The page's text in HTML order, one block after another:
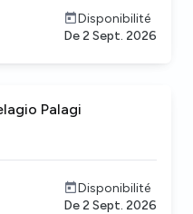
Disponibilité
De2 Sept. 2026
Palagi
Disponibilité
De2 Sept. 2026